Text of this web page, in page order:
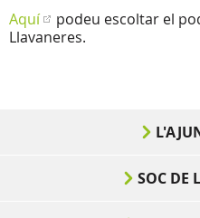
Aquí
podeu escoltar el
Llavaneres.
SOC DE